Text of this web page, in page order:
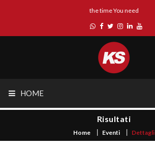
the time You need
HOME
Risultati
Home Eventi Dettagli